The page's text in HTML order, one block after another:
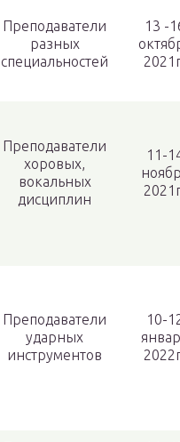
Преподаватели
разных
специальностей
13 -
Преподаватели
хоровых,
вокальных
дисциплин
11-
Преподаватели
ударных
инструментов
10-